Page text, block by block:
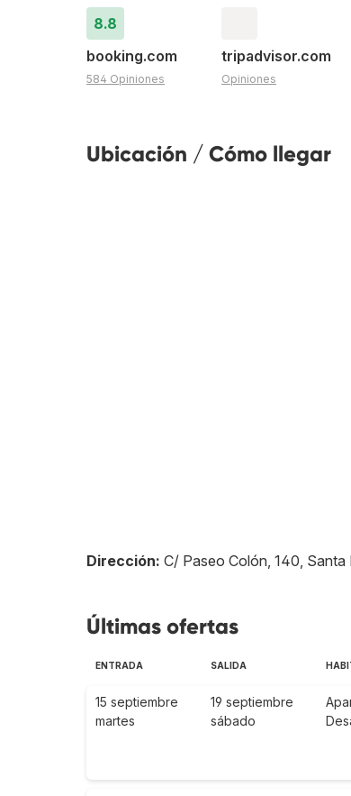
8.8
booking.com
584 Opiniones
tripadvisor.com
Opiniones
Ubicación / Cómo llegar
Dirección: C/ Paseo Colón, 140, Santa
Últimas ofertas
ENTRADA SALIDA
15 septiembre
martes
19 septiembre
sábado